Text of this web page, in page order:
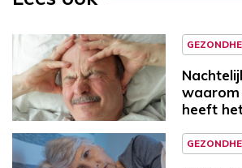
waarom
heeft